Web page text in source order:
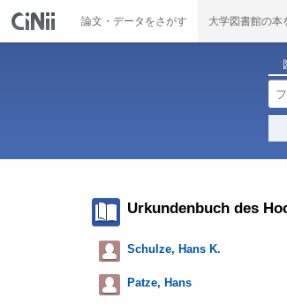
論文・データをさがす 大学図書館の本
Urkundenbuch des
Schulze, Hans K.
Patze, Hans